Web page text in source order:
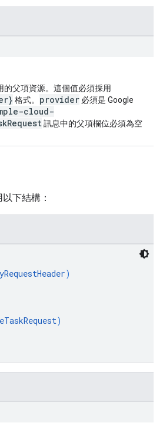
的父項資源。這個值必須採用
格式。 provider 必須是 Google
cloud-
訊息中的父項欄位必須為空
下結構：
)
)